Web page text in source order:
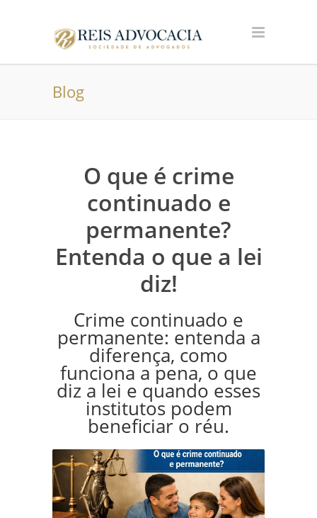
Blog
O que é crime
continuado e
permanente?
Entenda o que a lei
diz!
Crime continuado e
permanente: entenda a
diferença, como
funciona a pena, o que
diz a lei e quando esses
institutos podem
beneficiar o réu.